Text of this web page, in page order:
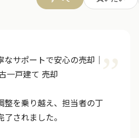
サポートで安心の売却｜
一戸建て 売却
整を乗り越え、担当者の丁
されました。